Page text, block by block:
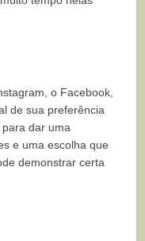
o Facebook,
de sua preferência
dar uma
e uma escolha que
demonstrar certa